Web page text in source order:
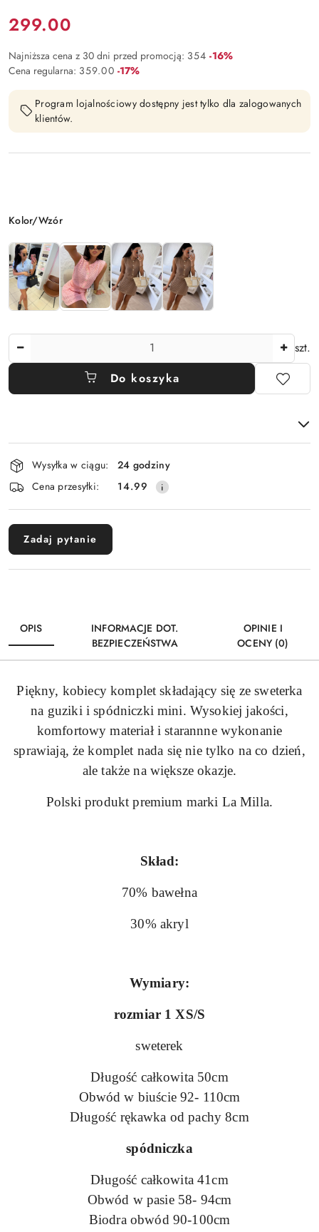
Cena:
299.00
Najniższa cena z 30 dni przed promocją: 354 Rabat:
-16%
Cena regularna: 359.00 Rabat:
-17%
Program lojalnościowy dostępny jest tylko dla zalogowanych
klientów.
Wariant
Kolor/Wzór
szt.
Do koszyka
Dostępność
i
dostawa
Wysyłka w ciągu:
24 godziny
Cena przesyłki:
14.99
Zadaj pytanie
OPIS
INFORMACJE DOT.
BEZPIECZEŃSTWA
OPINIE I
OCENY (0)
Piękny, kobiecy komplet składający się ze sweterka
na guziki i spódniczki mini. Wysokiej jakości,
komfortowy materiał i starannne wykonanie
sprawiają, że komplet nada się nie tylko na co dzień,
ale także na większe okazje.
Polski produkt premium marki La Milla.
Skład:
70% bawełna
30% akryl
Wymiary:
rozmiar 1 XS/S
sweterek
Długość całkowita 50cm
Obwód w biuście 92- 110cm
Długość rękawka od pachy 8cm
spódniczka
Długość całkowita 41cm
Obwód w pasie 58- 94cm
Biodra obwód 90-100cm